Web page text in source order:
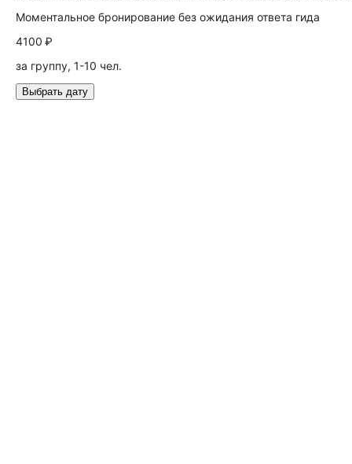
Моментальное бронирование без ожидания ответа гида
4100 ₽
за группу, 1-10 чел.
Выбрать дату